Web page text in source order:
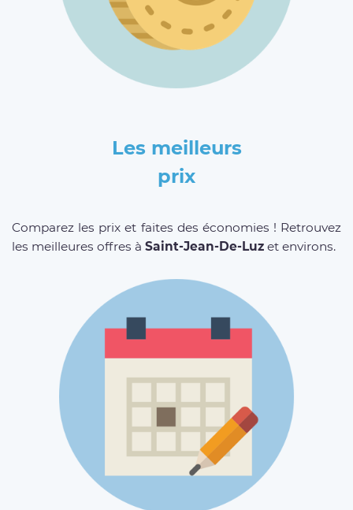
Les meilleurs
prix
Comparez les prix et faites des économies ! Retrouvez
les meilleures offres à Saint-Jean-De-Luz et environs.